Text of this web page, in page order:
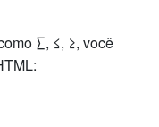
∑, ≤, ≥, você